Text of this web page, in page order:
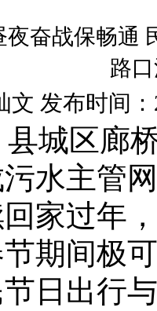
奋战保畅通
路
文 发布时间
城区廊
水主管
家过年
期间极
日出行